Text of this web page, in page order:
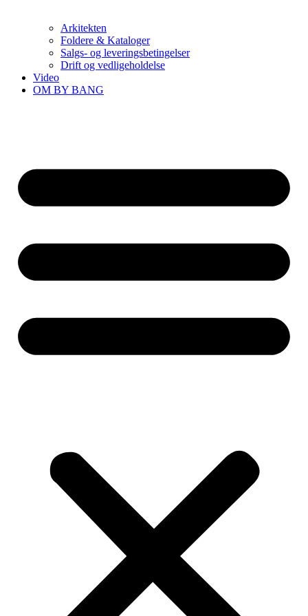
Arkitekten
Foldere & Kataloger
Salgs- og leveringsbetingelser
Drift og vedligeholdelse
Video
OM BY BANG